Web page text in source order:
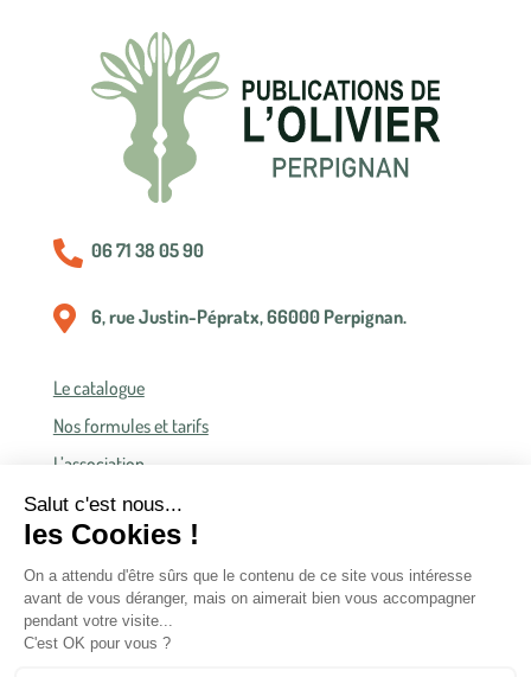
 06 71 38 05 90
 6, rue Justin-Pépratx, 66000 Perpignan.
Le catalogue
Nos formules et tarifs
L’association
Politique de confidentialité
Conditions générales de vente
Conditions générales d’accès et d’utilisation